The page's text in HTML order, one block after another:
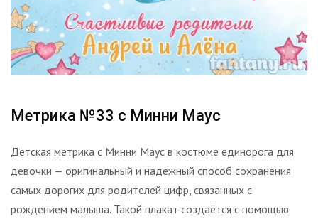
Метрика №33 с Минни Маус
Детская метрика с Минни Маус в костюме единорога для
девочки — оригинальный и надежный способ сохранения
самых дорогих для родителей цифр, связанных с
рождением малыша. Такой плакат создаётся с помощью